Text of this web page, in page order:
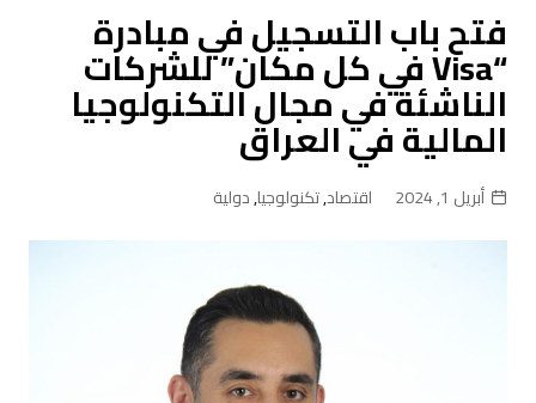
فتح باب التسجيل في مبادرة
“Visa في كل مكان” للشركات
الناشئة في مجال التكنولوجيا
المالية في العراق
أبريل 1, 2024 اقتصاد,تكنولوجيا,دولية